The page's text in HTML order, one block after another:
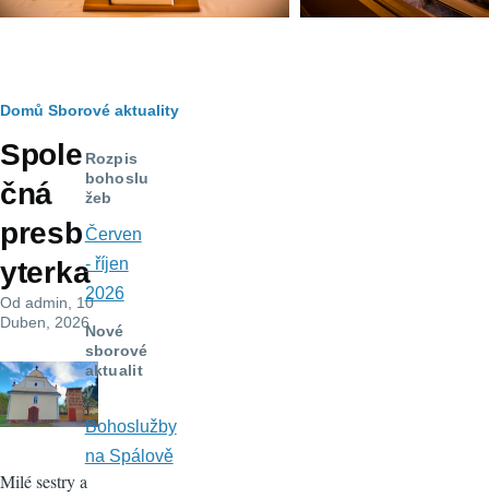
Drobečková
navigace
Domů Sborové aktuality
Spole
čná
presb
yterka
Od admin , 10
Duben, 2026
Milé sestry a
Rozpis
bohoslu
žeb
Červen
- říjen
2026
Nové
sborové
aktualit
y
Bohoslužby
na Spálově